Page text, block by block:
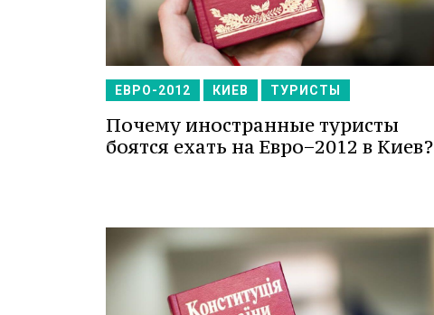
ЕВРО-2012 КИЕВ ТУРИСТЫ
Почему иностранные туристы
боятся ехать на Евро−2012 в Киев?